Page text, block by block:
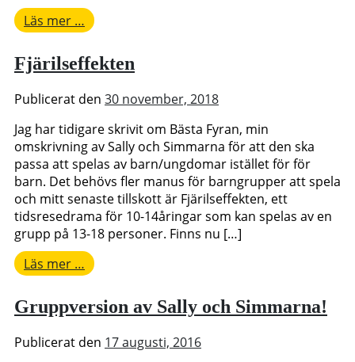
Läs mer … from
Bästa
Fyran!
Fjärilseffekten
Publicerat den 30 november, 2018
Jag har tidigare skrivit om Bästa Fyran, min
omskrivning av Sally och Simmarna för att den ska
passa att spelas av barn/ungdomar istället för för
barn. Det behövs fler manus för barngrupper att spela
och mitt senaste tillskott är Fjärilseffekten, ett
tidsresedrama för 10-14åringar som kan spelas av en
grupp på 13-18 personer. Finns nu […]
Läs mer … from
Fjärilseffekten
Gruppversion av Sally och Simmarna!
Publicerat den 17 augusti, 2016